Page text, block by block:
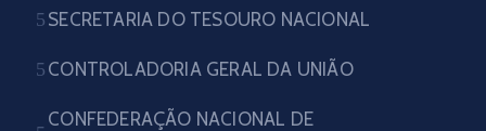
SECRETARIA DO TESOURO NACIONAL
CONTROLADORIA GERAL DA UNIÃO
CONFEDERAÇÃO NACIONAL DE